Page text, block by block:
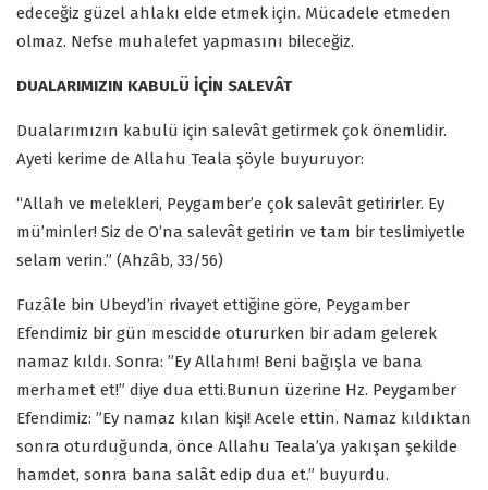
edeceğiz güzel ahlakı elde etmek için. Mücadele etmeden
olmaz. Nefse muhalefet yapmasını bileceğiz.
DUALARIMIZIN KABULÜ İÇİN SALEVÂT
Dualarımızın kabulü için salevât getirmek çok önemlidir.
Ayeti kerime de Allahu Teala şöyle buyuruyor:
“Allah ve melekleri, Peygamber’e çok salevât getirirler. Ey
mü’minler! Siz de O’na salevât getirin ve tam bir teslimiyetle
selam verin.” (Ahzâb, 33/56)
Fuzâle bin Ubeyd’in rivayet ettiğine göre, Peygamber
Efendimiz bir gün mescidde otururken bir adam gelerek
namaz kıldı. Sonra: ”Ey Allahım! Beni bağışla ve bana
merhamet et!” diye dua etti.Bunun üzerine Hz. Peygamber
Efendimiz: ”Ey namaz kılan kişi! Acele ettin. Namaz kıldıktan
sonra oturduğunda, önce Allahu Teala’ya yakışan şekilde
hamdet, sonra bana salât edip dua et.” buyurdu.